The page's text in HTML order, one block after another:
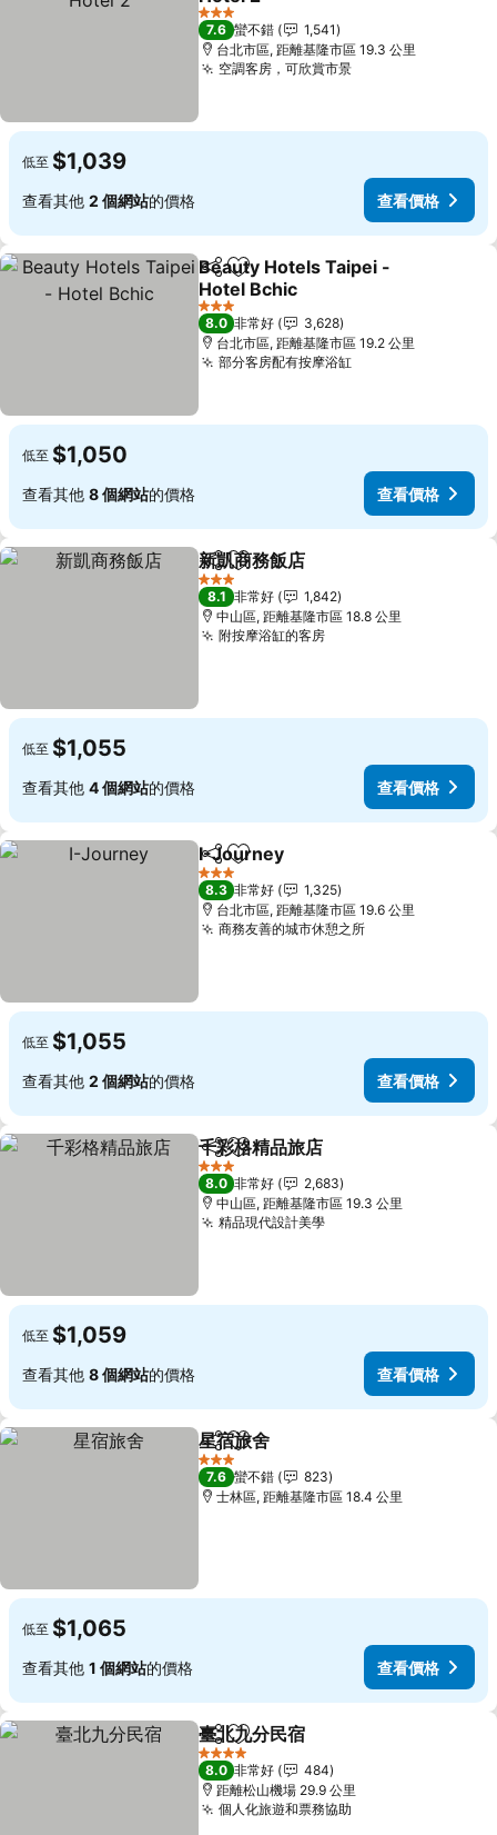
查看價格
3 星級
7.6 蠻不錯
1,541
台北市區, 距離基隆市區 19.3 公里
空調客房，可欣賞市景查看價格
低至 $1,039
查看其他 2 個網站的價格 查看價格
分享 加入我的最愛
Beauty Hotels Taipei -
Hotel Bchic
查看價格
3 星級
8.0 非常好
3,628
台北市區, 距離基隆市區 19.2 公里
部分客房配有按摩浴缸查看價格
低至 $1,050
查看其他 8 個網站的價格 查看價格
分享 加入我的最愛
新凱商務飯店
3 星級
8.1 非常好
1,842
中山區, 距離基隆市區 18.8 公里
附按摩浴缸的客房查看價格
低至 $1,055
查看其他 4 個網站的價格 查看價格
分享 加入我的最愛
I-Journey
3 星級
8.3 非常好
1,325
台北市區, 距離基隆市區 19.6 公里
商務友善的城市休憩之所查看價格
低至 $1,055
查看其他 2 個網站的價格 查看價格
分享 加入我的最愛
千彩格精品旅店
3 星級
8.0 非常好
2,683
中山區, 距離基隆市區 19.3 公里
精品現代設計美學查看價格
低至 $1,059
查看其他 8 個網站的價格 查看價格
分享 加入我的最愛
星宿旅舍
3 星級
7.6 蠻不錯
823
士林區, 距離基隆市區 18.4 公里
低至 $1,065
查看其他 1 個網站的價格 查看價格
分享 加入我的最愛
臺北九分民宿
4 星級
8.0 非常好
484
距離松山機場 29.9 公里
個人化旅遊和票務協助